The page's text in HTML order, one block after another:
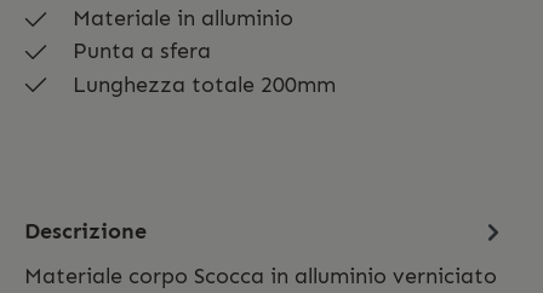
Materiale in alluminio
Punta a sfera
Lunghezza totale 200mm
Descrizione
Materiale corpo Scocca in alluminio verniciato